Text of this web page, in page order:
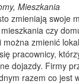
Mieszkania
zmieniają swoje
czy
zmienić
pracownicy,
dojazdy. Firmy
razem co jest